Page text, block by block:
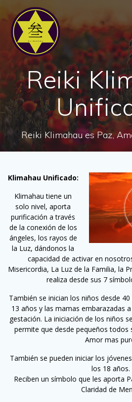
Reiki
Reiki Klimahau es Paz,
Klimahau Unificado:
Klimahau tiene un
solo nivel, aporta
purificación a través
de la conexión de los
ángeles, los rayos de
la Luz, dándonos la
capacidad de activar en
Misericordia, La Luz de la Familia, la
realiza desde sus 7
También se inician los niños desde
13 años y las mamas embarazadas
gestación. La iniciación de los niños
permite que desde pequeños todos
Amor mas
También se pueden iniciar los
los 18 años.
Reciben un símbolo que les aporta
Claridad de